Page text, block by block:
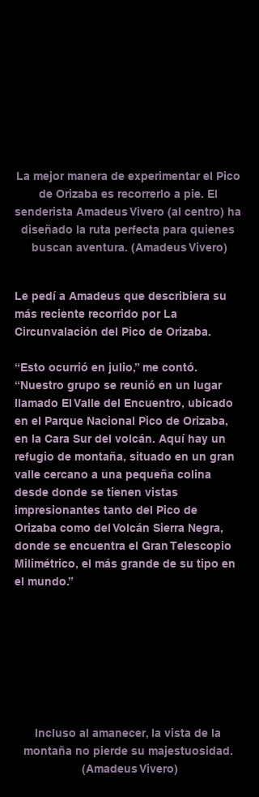
La mejor manera de experimentar el Pico
de Orizaba es recorrerlo a pie. El
senderista Amadeus Vivero (al centro) ha
diseñado la ruta perfecta para quienes
buscan aventura. (Amadeus Vivero)
Le pedí a Amadeus que describiera su
más reciente recorrido por La
Circunvalación del Pico de Orizaba.
“Esto ocurrió en julio,” me contó.
“Nuestro grupo se reunió en un lugar
llamado El Valle del Encuentro, ubicado
en el Parque Nacional Pico de Orizaba,
en la Cara Sur del volcán. Aquí hay un
refugio de montaña, situado en un gran
valle cercano a una pequeña colina
desde donde se tienen vistas
impresionantes tanto del Pico de
Orizaba como del Volcán Sierra Negra,
donde se encuentra el Gran Telescopio
Milimétrico, el más grande de su tipo en
el mundo.”
Incluso al amanecer, la vista de la
montaña no pierde su majestuosidad.
(Amadeus Vivero)